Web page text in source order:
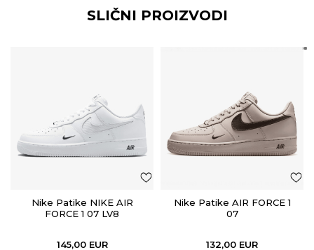
SLIČNI PROIZVODI
Nike Patike NIKE AIR
FORCE 1 07 LV8
145,00 EUR
Nike Patike AIR FORCE 1
07
132,00 EUR